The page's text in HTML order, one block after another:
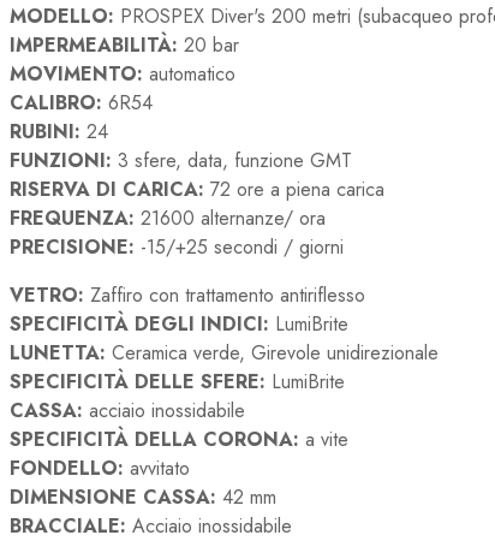
MODELLO: PROSPEX Diver's 200 metri (subacqueo
IMPERMEABILITÀ: 20 bar
MOVIMENTO: automatico
CALIBRO: 6R54
RUBINI: 24
FUNZIONI: 3 sfere, data, funzione GMT
RISERVA DI CARICA: 72 ore a piena carica
FREQUENZA: 21600 alternanze/ ora
PRECISIONE: -15/+25 secondi / giorni
VETRO: Zaffiro con trattamento antiriflesso
SPECIFICITÀ DEGLI INDICI: LumiBrite
LUNETTA: Ceramica verde, Girevole unidirezionale
SPECIFICITÀ DELLE SFERE: LumiBrite
CASSA: acciaio inossidabile
SPECIFICITÀ DELLA CORONA: a vite
FONDELLO: avvitato
DIMENSIONE CASSA: 42 mm
BRACCIALE: Acciaio inossidabile